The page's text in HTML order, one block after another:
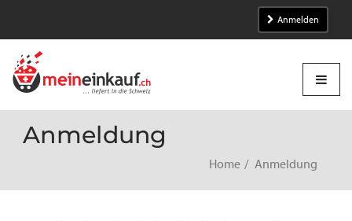
Anmelden
Anmeldung
Home Anmeldung